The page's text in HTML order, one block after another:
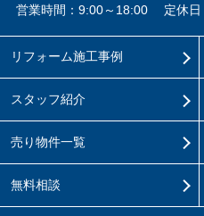
営業時間：9:00～18:00 定休日
リフォーム施工事例
スタッフ紹介
売り物件一覧
無料相談